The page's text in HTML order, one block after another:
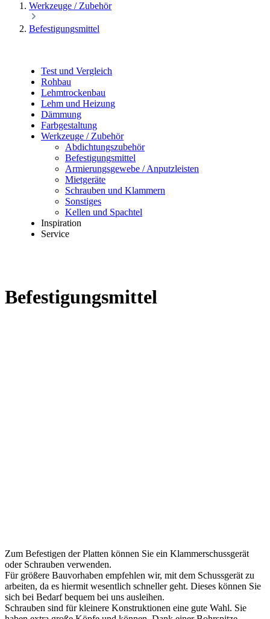
Werkzeuge / Zubehör
Befestigungsmittel
Test und Vergleich
Rohbau
Lehmtrockenbau
Lehm und Heizung
Dämmung
Farbgestaltung
Werkzeuge / Zubehör
Abdichtungszubehör
Befestigungsmittel
Armierungsgewebe / Anputzleisten
Mietgeräte
Schrauben und Klammern
Sonstiges
Kellen und Spachtel
Inspiration
Service
Befestigungsmittel
Zum Befestigen der Platten können Sie ein Klammerschussgerät
oder Schrauben verwenden.
Für größere Bauvorhaben empfehlen wir, mit dem Schussgerät zu
arbeiten, da es hiermit wesentlich schneller geht. Dieses können Sie
sich bei Bedarf bequem bei uns ausleihen.
Schrauben sind für kleinere Konstruktionen eine gute Wahl. Sie